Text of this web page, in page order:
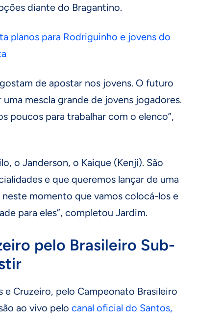
diante do Bragantino.
planos para Rodriguinho e jovens do
de apostar nos jovens. O futuro
mescla grande de jovens jogadores.
poucos para trabalhar com o elenco”,
o Janderson, o Kaique (Kenji). São
e que queremos lançar de uma
neste momento que vamos colocá-los e
para eles”, completou Jardim.
pelo Brasileiro Sub-
Cruzeiro, pelo Campeonato Brasileiro
ao vivo pelo canal oficial do Santos,